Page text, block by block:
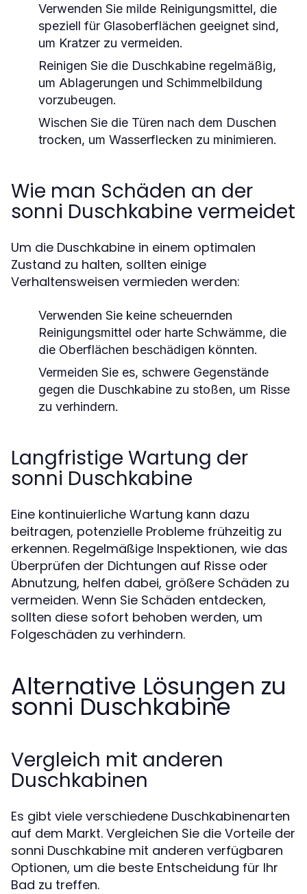
Verwenden Sie milde Reinigungsmittel, die
speziell für Glasoberflächen geeignet sind,
um Kratzer zu vermeiden.
Reinigen Sie die Duschkabine regelmäßig,
um Ablagerungen und Schimmelbildung
vorzubeugen.
Wischen Sie die Türen nach dem Duschen
trocken, um Wasserflecken zu minimieren.
Wie man Schäden an der
sonni Duschkabine vermeidet
Um die Duschkabine in einem optimalen
Zustand zu halten, sollten einige
Verhaltensweisen vermieden werden:
Verwenden Sie keine scheuernden
Reinigungsmittel oder harte Schwämme, die
die Oberflächen beschädigen könnten.
Vermeiden Sie es, schwere Gegenstände
gegen die Duschkabine zu stoßen, um Risse
zu verhindern.
Langfristige Wartung der
sonni Duschkabine
Eine kontinuierliche Wartung kann dazu
beitragen, potenzielle Probleme frühzeitig zu
erkennen. Regelmäßige Inspektionen, wie das
Überprüfen der Dichtungen auf Risse oder
Abnutzung, helfen dabei, größere Schäden zu
vermeiden. Wenn Sie Schäden entdecken,
sollten diese sofort behoben werden, um
Folgeschäden zu verhindern.
Alternative Lösungen zu
sonni Duschkabine
Vergleich mit anderen
Duschkabinen
Es gibt viele verschiedene Duschkabinenarten
auf dem Markt. Vergleichen Sie die Vorteile der
sonni Duschkabine mit anderen verfügbaren
Optionen, um die beste Entscheidung für Ihr
Bad zu treffen.